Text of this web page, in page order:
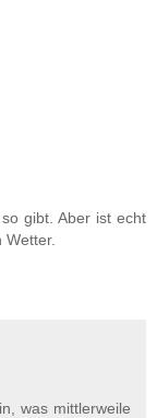
gibt. Aber ist echt
Wetter.
was mittlerweile